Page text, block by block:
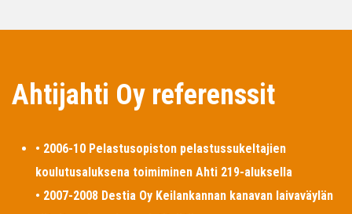
Ahtijahti Oy referenssit
• 2006-10 Pelastusopiston pelastussukeltajien
koulutusaluksena toimiminen Ahti 219-aluksella
• 2007-2008 Destia Oy Keilankannan kanavan laivaväylän